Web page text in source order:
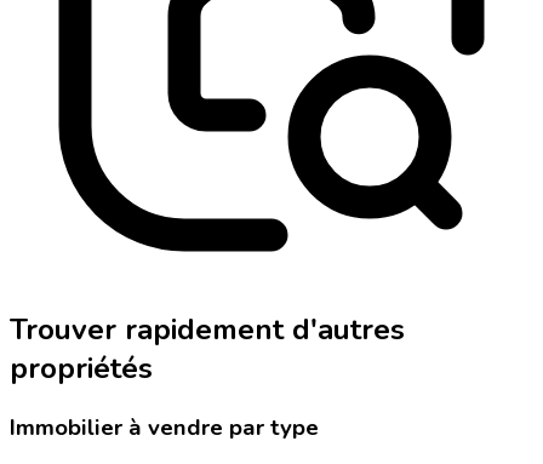
Trouver rapidement d'autres
propriétés
Immobilier à vendre par type